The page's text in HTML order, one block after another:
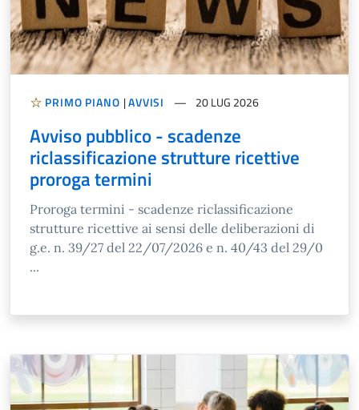
PRIMO PIANO |AVVISI 20 LUG 2026
Avviso pubblico - scadenze
riclassificazione strutture ricettive
proroga termini
Proroga termini - scadenze riclassificazione
strutture ricettive ai sensi delle deliberazioni di
g.e. n. 39/27 del 22/07/2026 e n. 40/43 del 29/0
...